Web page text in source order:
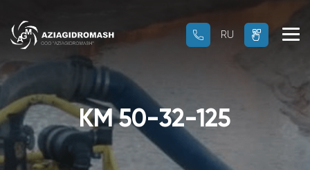
RU
КМ 50-32-125